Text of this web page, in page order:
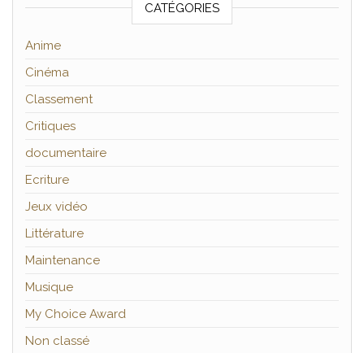
CATÉGORIES
Anime
Cinéma
Classement
Critiques
documentaire
Ecriture
Jeux vidéo
Littérature
Maintenance
Musique
My Choice Award
Non classé